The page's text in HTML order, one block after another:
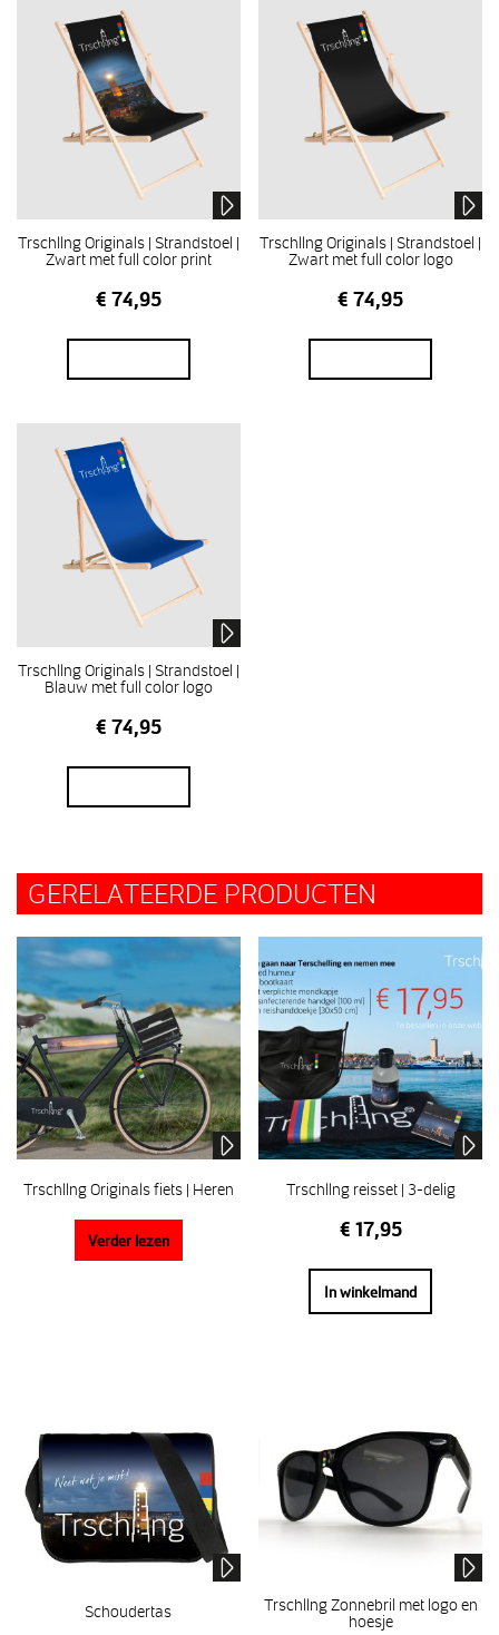
Trschllng Originals | Strandstoel |
Zwart met full color print
€ 74,95
Trschllng Originals | Strandstoel |
Zwart met full color logo
€ 74,95
Trschllng Originals | Strandstoel |
Blauw met full color logo
€ 74,95
GERELATEERDE PRODUCTEN
Trschllng Originals fiets | Heren
Verder lezen
Trschllng reisset | 3-delig
€ 17,95
In winkelmand
Schoudertas Trschllng Zonnebril met logo en
hoesje